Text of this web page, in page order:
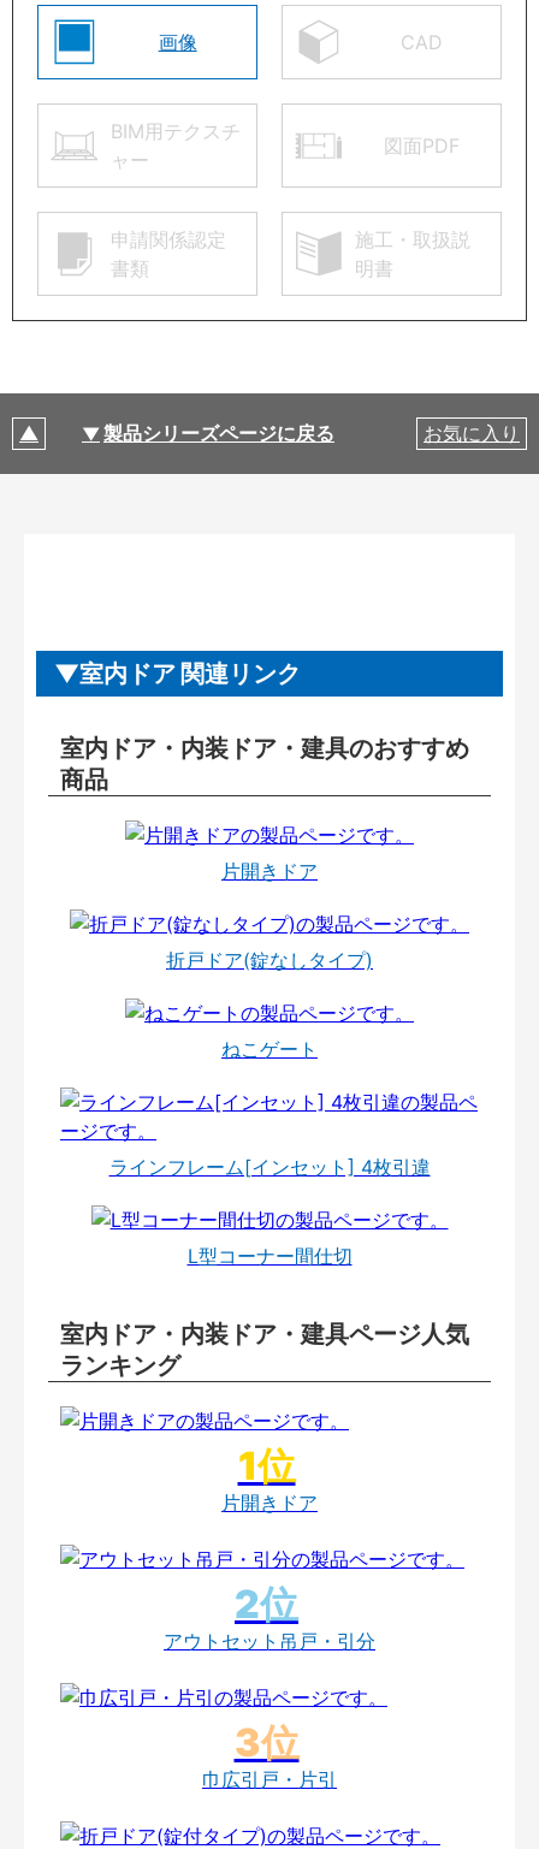
画像 CAD
BIM用テクスチ
ャー
図面PDF
申請関係認定
書類
施工・取扱説
明書
製品シリーズページに戻る お気に入り
室内ドア 関連リンク
室内ドア・内装ドア・建具のおすすめ
商品
片開きドア
折戸ドア(錠なしタイプ)
ねこゲート
ラインフレーム[インセット] 4枚引違
L型コーナー間仕切
室内ドア・内装ドア・建具ページ人気
ランキング
片開きドア
アウトセット吊戸・引分
巾広引戸・片引